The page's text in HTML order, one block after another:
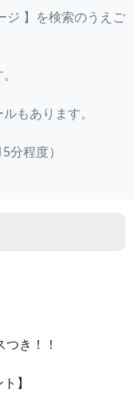
ジ 】を検索のうえご
もあります。
程度）
き！！
】